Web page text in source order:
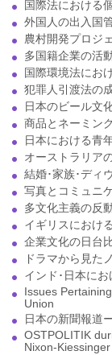
国際法における
外国人の出入国
農村開発プロジ
多国籍企業の活
国際環境法にお
犯罪人引渡法の
日本のビール文
商品とネーミン
日本における青
オーストラリア
結婚･家族･ディ
写真とコミュニ
多文化主義の反
イギリスにおけ
企業文化の日台
ドラマから見た
インド･日本に
Issues
Union
日本の新聞報道
OSTPOLITIK
Nixon-